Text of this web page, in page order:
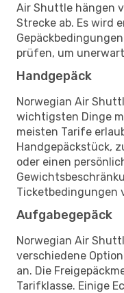
Air Shuttle hängen
Strecke ab. Es wird
prüfen, um
Handgepäck
Norwegian Air
wichtigsten Dinge
meisten Tarife
Handgepäckstück,
oder einen
Ticketbedingungen
Aufgabegepäck
Norwegian Air
verschiedene
an. Die
Tarifklasse. Einige